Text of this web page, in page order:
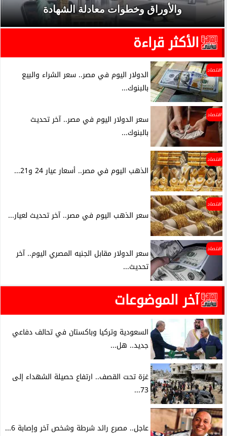
والأوراق وخطوات معادلة الشهادة
الأكثر قراءة
اقتصاد
الدولار اليوم في مصر.. سعر الشراء والبيع
بالبنوك...
اقتصاد
سعر الدولار اليوم في مصر.. آخر تحديث
بالبنوك...
اقتصاد
الذهب اليوم في مصر.. أسعار عيار 24 و21...
اقتصاد
سعر الذهب اليوم في مصر.. آخر تحديث لعيار...
اقتصاد
سعر الدولار مقابل الجنيه المصري اليوم.. آخر
تحديث...
آخر الموضوعات
السعودية وتركيا وباكستان في تحالف دفاعي
جديد.. هل...
غزة تحت القصف.. ارتفاع حصيلة الشهداء إلى
73...
عاجل.. مصرع رائد شرطة وشخص آخر وإصابة 6...